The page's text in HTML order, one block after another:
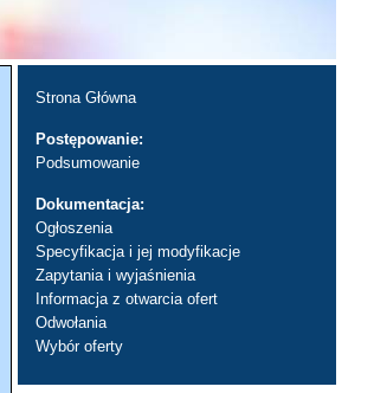
Strona Główna
Postępowanie:
Podsumowanie
Dokumentacja:
Ogłoszenia
Specyfikacja i jej modyfikacje
Zapytania i wyjaśnienia
Informacja z otwarcia ofert
Odwołania
Wybór oferty